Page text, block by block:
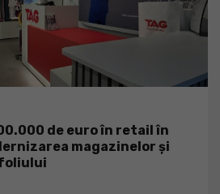
de euro în retail în
magazinelor și